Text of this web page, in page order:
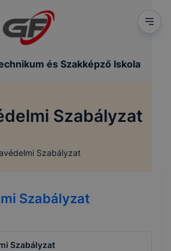
és Szakképző Iskola
Szabályzat
Szabályzat
Szabályzat
Szabályzat